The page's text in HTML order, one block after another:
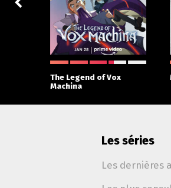
The Legend of Vox
Machina
Les séries
Les dernières